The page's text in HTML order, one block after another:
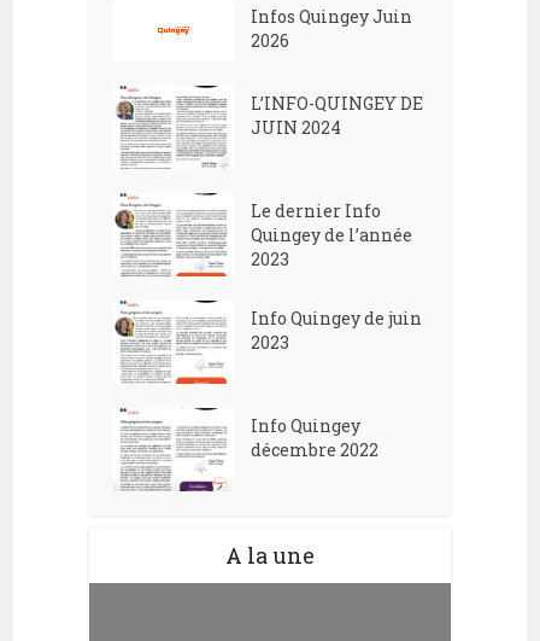
Infos Quingey Juin
2026
L’INFO-QUINGEY DE
JUIN 2024
Le dernier Info
Quingey de l’année
2023
Info Quingey de juin
2023
Info Quingey
décembre 2022
A la une